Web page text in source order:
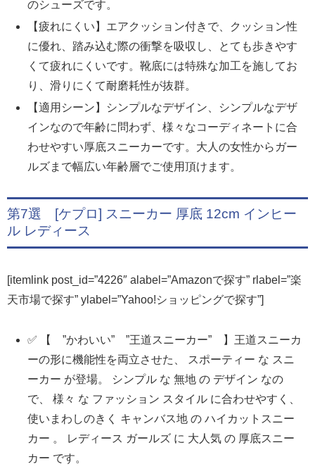
のシューズです。
【疲れにくい】エアクッション付きで、クッション性
に優れ、踏み込む際の衝撃を吸収し、とても歩きやす
くて疲れにくいです。靴底には特殊な加工を施してお
り、滑りにくて耐磨耗性が抜群。
【適用シーン】シンプルなデザイン、シンプルなデザ
インなので年齢に問わず、様々なコーディネートに合
わせやすい厚底スニーカーです。大人の女性からガー
ルズまで幅広い年齢層でご使用頂けます。
第7選 [ケプロ] スニーカー 厚底 12cm インヒー
ル レディース
[itemlink post_id=”4226″ alabel=”Amazonで探す” rlabel=”楽
天市場で探す” ylabel=”Yahoo!ショッピングで探す”]
✅ 【 ”かわいい” ”王道スニーカー” 】王道スニーカ
ーの形に機能性を両立させた、 スポーティー な スニ
ーカー が登場。 シンプル な 無地 の デザイン なの
で、 様々 な ファッション スタイル に合わせやすく、
使いまわしのきく キャンバス地 の ハイカットスニー
カー 。 レディース ガールズ に 大人気 の 厚底スニー
カー です。